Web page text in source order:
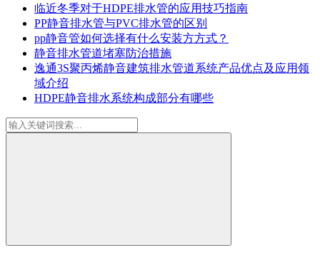
临近冬季对于HDPE排水管的应用技巧指南
PP静音排水管与PVC排水管的区别
pp静音管如何选择有什么安装方方式？
静音排水管道堵塞防治措施
逸通3S聚丙烯静音建筑排水管道系统产品优点及应用领
域介绍
HDPE静音排水系统构成部分有哪些